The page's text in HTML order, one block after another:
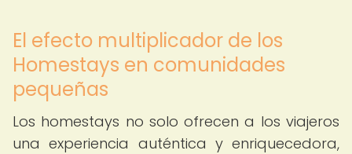
El efecto multiplicador de los
Homestays en comunidades
pequeñas
Los homestays no solo ofrecen a los viajeros
una experiencia auténtica y enriquecedora,